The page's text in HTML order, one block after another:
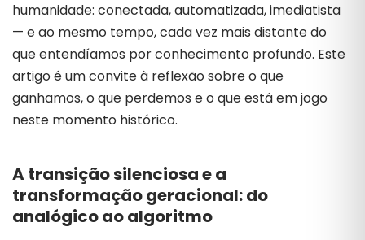
humanidade: conectada,automatizada,imediatista
— eao mesmo tempo,cadavez mais distantedo
queentendíamos porconhecimento profundo. Este
artigoéumconviteà reflexãosobreoque
ganhamos,oque perdemos eoqueestáemjogo
neste momento histórico.
Atransiçãosilenciosaea
transformaçãogeracional:do
analógicoaoalgoritmo